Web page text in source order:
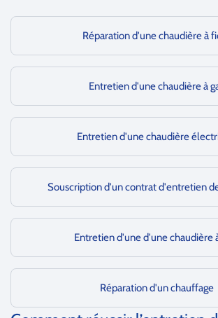
Réparation d'une chaudière à
Entretien d'une chaudière à
Entretien d'une chaudière
Souscription d'un contrat d'entretien
Entretien d'une d'une chaudière
Réparation d'un chauffage